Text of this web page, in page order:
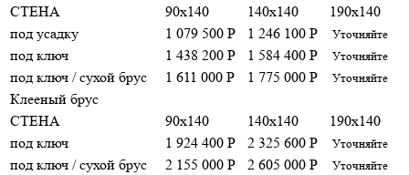
СТЕНА
90x140 140x140
190x140
под усадку
1 079 500 Р 1 246 100 Р Уточняйте
под ключ 1 438 200 Р 1 584 400 Р Уточняйте
под ключ / сухой брус 1 611 000 Р 1 775 000 Р Уточняйте
Клееный брус
СТЕНА
90x140 140x140
190x140
под ключ
1 924 400 Р 2 325 600 Р Уточняйте
под ключ / сухой брус 2 155 000 Р 2 605 000 Р
Уточняйте